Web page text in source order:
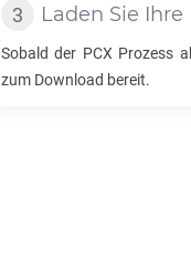
Laden Sie Ihre
Sobald der PCX Prozess
zum Download bereit.